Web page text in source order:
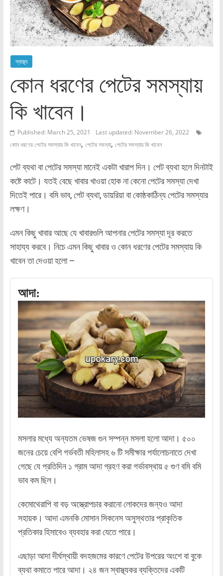
স্বাস্থ্য
কোন ধরণের পেটের সমস্যায়
কি খাবেন।
Published: March 25, 2021
Last updated: November 26, 2022
কোন ধরণের পেটের সমস্যায় কি খাবেন, পেটের সমস্যা, পেটের সমস্যায় কি খাবেন
পেট ব্যথা বা পেটের সমস্যা মানেই একটা খারাপ দিন। পেট ব্যথা হলে দিনটাই
কষ্টে কাটে। যতই বেছে খাবার খাওয়া হোক না কেনো পেটের সমস্যা দেখা
দিতেই পারে। বমি ভাব, পেট ব্যথা, ডায়রিয়া বা কোষ্ঠকাঠিন্য পেটের সমস্যার
লক্ষণ।
এমন কিছু খাবার আছে যে খাবারগুলি আপনার পেটের সমস্যা দূর করতে
সাহায্য করবে। নিচে এমন কিছু খাবার ও কোন ধরণের পেটের সমস্যায় কি
খাবেন তা দেওয়া হলো –
আদা:
মসলার মধ্যে অন্যতম ভেষজ গুন সম্পন্ন মসলা হলো আদা। ৫০০
জনের চেয়ে বেশি গর্ভবতী মহিলাসহ ৬ টি সমীক্ষার পর্যালোচনাতে দেখা
গেছে যে প্রতিদিন ১ গ্রাম আদা গ্রহণ করা গর্ভাবস্থায় ৫ গুণ বমি বমি
ভাব কম ছিল।
কেমোথেরাপি বা বড় অস্ত্রোপচার করানো লোকদের জন্যও আদা
সহায়ক। আদা এমনকি মোসান সিকনেস অসুস্থতার প্রাকৃতিক
প্রতিকার হিসাবেও ব্যবহার করা যেতে পারে।
এছাড়া আদা দীর্ঘস্থায়ী বদহজমের কারণে পেটের উপরের অংশে বা বুকে
ব্যথা কমাতে পারে আদা। ২৪ জন স্বাস্থ্যকর ব্যক্তিদের একটি